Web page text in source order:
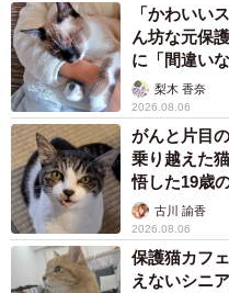
「かわいい
ん坊な元保
に「間違い
梨木 香奈
2026.08.06
がんと片目
乗り越えた
悟した19歳
古川 諭香
2026.08.06
保護猫カフ
えないシニ